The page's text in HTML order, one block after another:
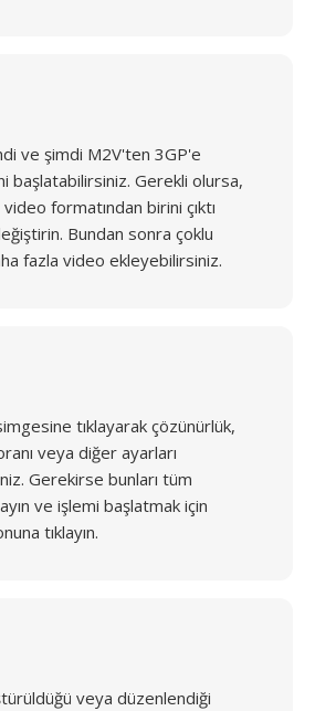
ve şimdi M2V'ten 3GP'e
başlatabilirsiniz. Gerekli olursa,
formatından birini çıktı
Bundan sonra çoklu
fazla video ekleyebilirsiniz.
tıklayarak çözünürlük,
veya diğer ayarları
Gerekirse bunları tüm
ve işlemi başlatmak için
tıklayın.
veya düzenlendiği